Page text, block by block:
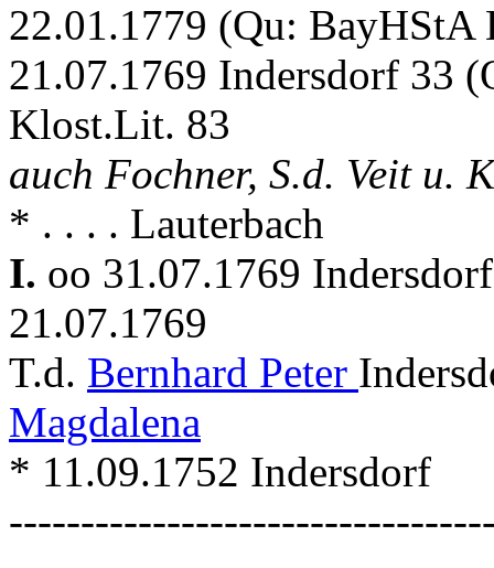
22.01.1779 (Qu:
21.07.1769 Indersdorf 33
Klost.Lit. 83
auch Fochner, S.d. Veit u.
* . . . . Lauterbach
I. oo 31.07.1769
21.07.1769
T.d. Bernhard Peter
Magdalena
* 11.09.1752 Indersdorf